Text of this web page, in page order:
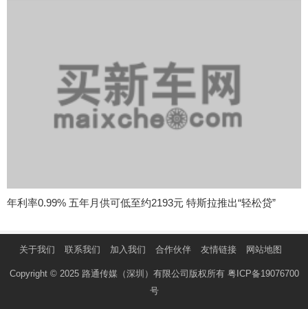
年利率0.99% 五年月供可低至约2193元 特斯拉推出“轻松贷”
关于我们 联系我们 加入我们 合作伙伴 友情链接 网站地图
Copyright © 2025 路通传媒（深圳）有限公司版权所有 粤ICP备19076700
号